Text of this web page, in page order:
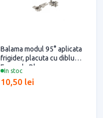
In stoc
Balama modul 95° aplicata
frigider, placuta cu diblu
Expando Blum
10,50 lei